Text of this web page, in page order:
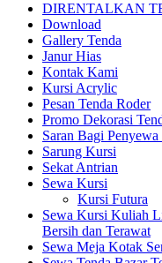
DIRENTALKAN
Download
Gallery Tenda
Janur Hias
Kontak Kami
Kursi Acrylic
Pesan Tenda Roder
Promo Dekorasi
Saran Bagi Penyewa
Sarung Kursi
Sekat Antrian
Sewa Kursi
Kursi Futura
Sewa Kursi Kuliah
Bersih dan Terawat
Sewa Meja Kotak